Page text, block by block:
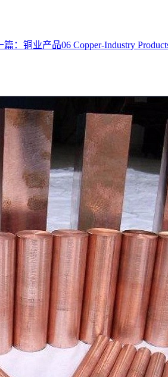
篇：铜业产品06 Copper‑Industry